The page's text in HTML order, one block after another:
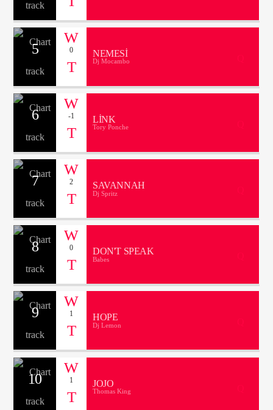
5 0 NEMESI
Dj Mocambo
6 -1 LINK
Tory Ponche
7 2 SAVANNAH
Dj Spritz
8 0 DON'T SPEAK
Babes
9 1 HOPE
Dj Lemon
10 1 JOJO
Thomas King